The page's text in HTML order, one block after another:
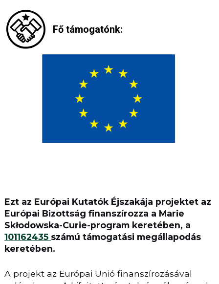
Fő támogatónk:
Ezt az Európai Kutatók Éjszakája projektet az
Európai Bizottság finanszírozza a Marie
Skłodowska-Curie-program keretében, a
101162435 számú támogatási megállapodás
keretében.
A projekt az Európai Unió finanszírozásával